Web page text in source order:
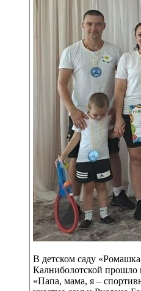
В детском саду
Калниболотской прошло
«Папа, мама, я –